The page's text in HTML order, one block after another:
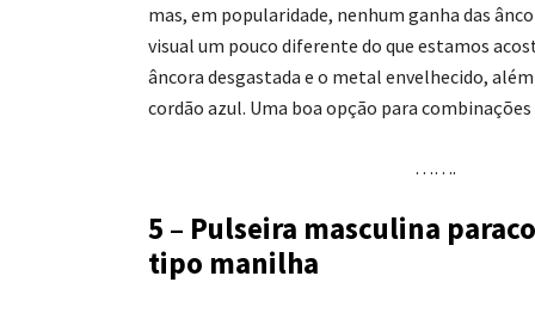
mas, em popularidade, nenhum ganha das
visual um pouco diferente do que estamos
âncora desgastada e o metal envelhecido,
cordão azul. Uma boa opção para combinações
…….
5 – Pulseira masculina
tipo manilha